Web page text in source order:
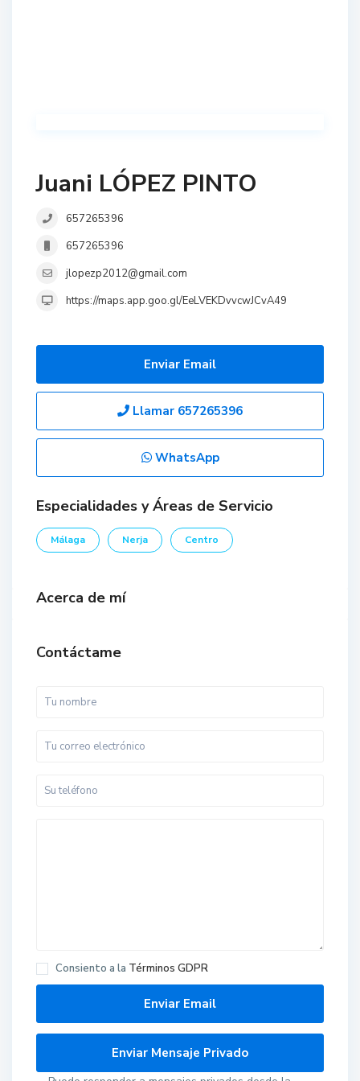
Juani LÓPEZ PINTO
657265396
657265396
jlopezp2012@gmail.com
https://maps.app.goo.gl/EeLVEKDvvcwJCvA49
Enviar Email
Llamar 657265396
WhatsApp
Especialidades y Áreas de Servicio
Málaga Nerja Centro
Acerca de mí
Contáctame
Consiento a la Términos GDPR